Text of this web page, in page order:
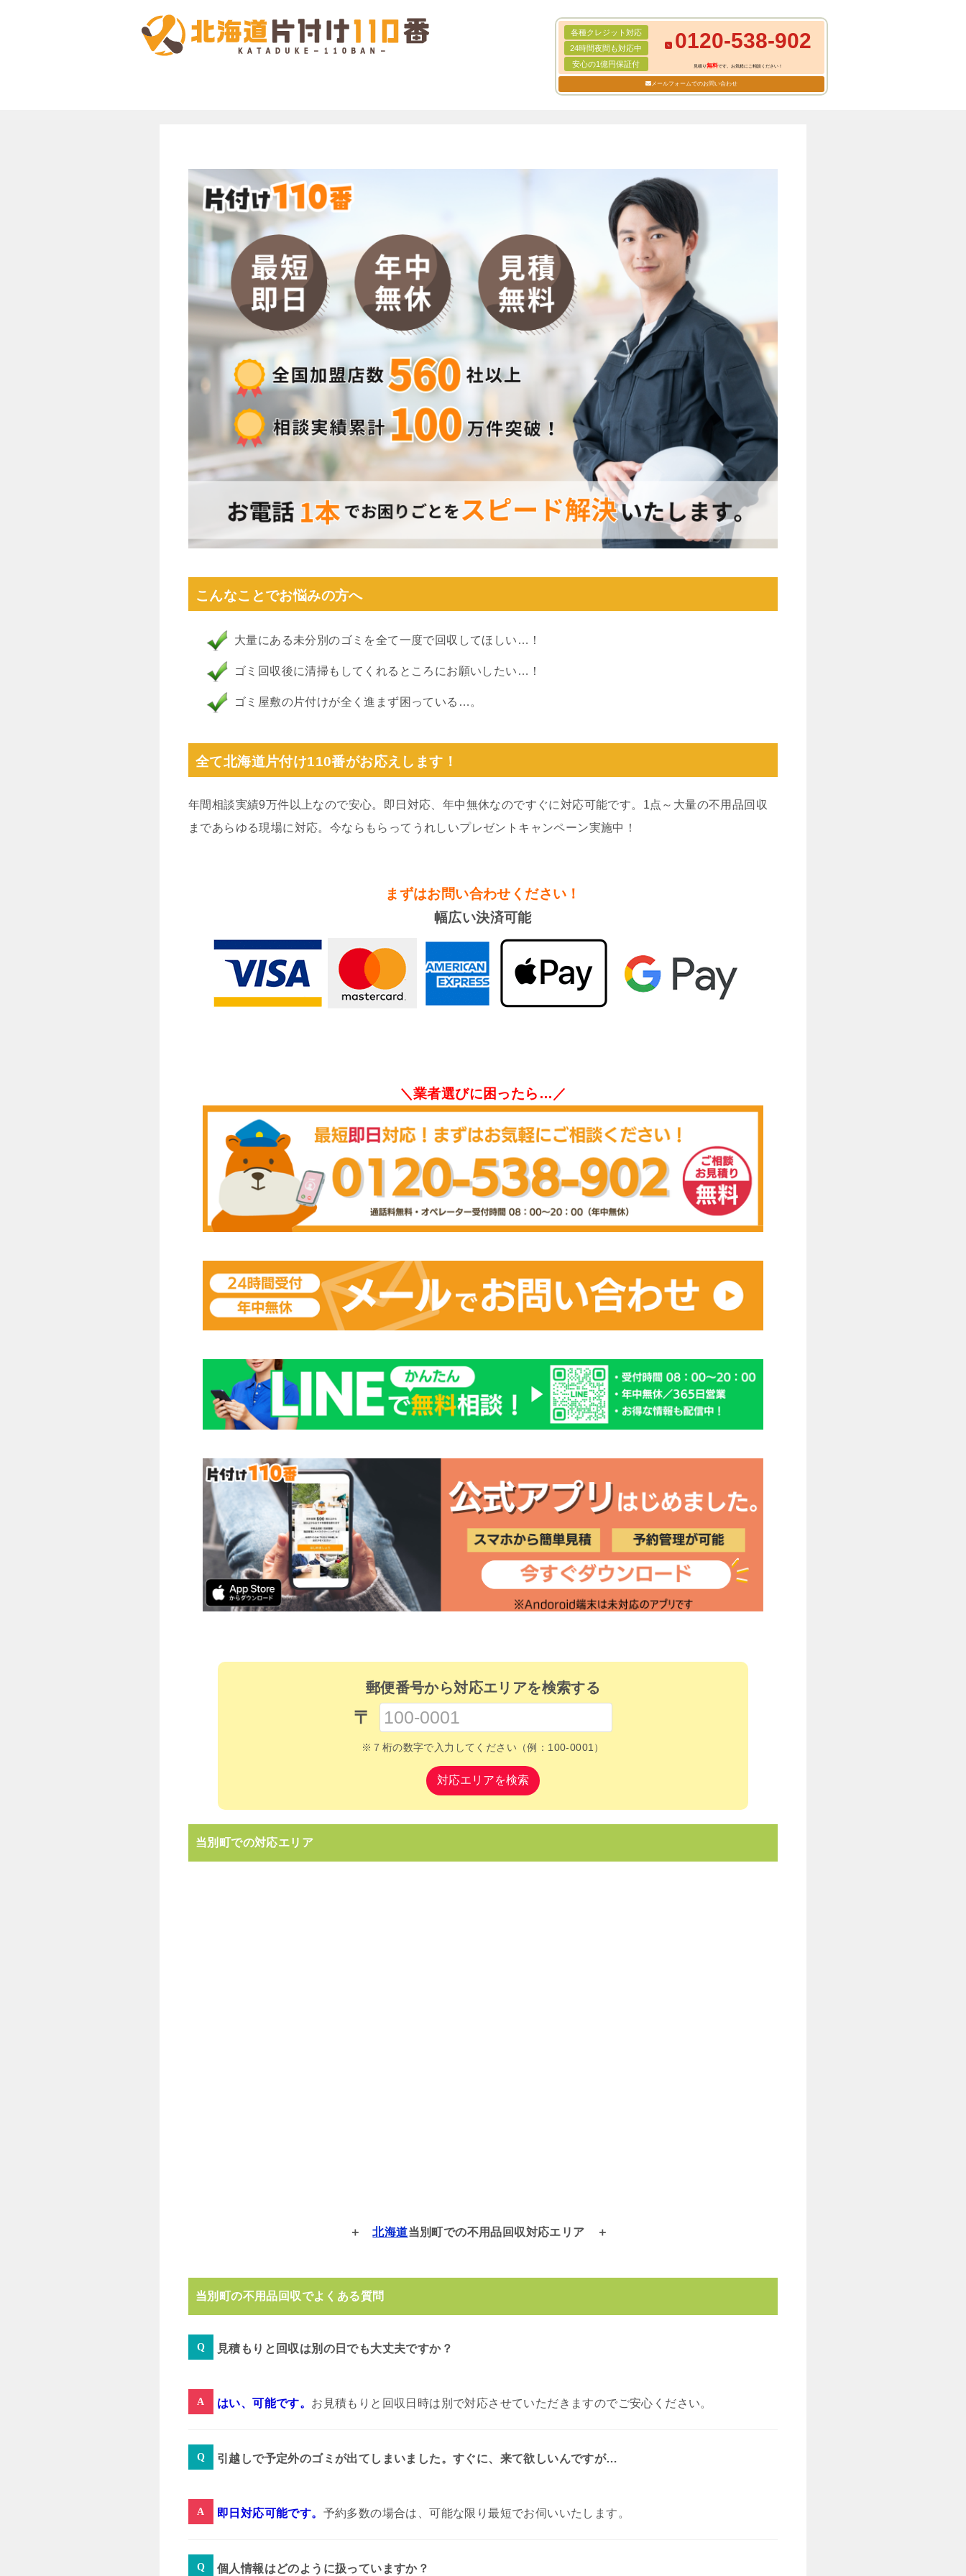
各種クレジット対応
24時間夜間も対応中
安心の1億円保証付
0120-538-902
見積り無料です。お気軽にご相談ください！
メールフォームでのお問い合わせ
こんなことでお悩みの方へ
大量にある未分別のゴミを全て一度で回収してほしい…！
ゴミ回収後に清掃もしてくれるところにお願いしたい…！
ゴミ屋敷の片付けが全く進まず困っている…。
全て北海道片付け110番がお応えします！
年間相談実績9万件以上なので安心。即日対応、年中無休なのですぐに対応可能です。1点～大量の不用品回収
まであらゆる現場に対応。今ならもらってうれしいプレゼントキャンペーン実施中！
まずはお問い合わせください！
幅広い決済可能
＼業者選びに困ったら…／
郵便番号から対応エリアを検索する
〒
※７桁の数字で入力してください（例：100-0001）
対応エリアを検索
当別町での対応エリア
北海道当別町での不用品回収対応エリア
当別町の不用品回収でよくある質問
見積もりと回収は別の日でも大丈夫ですか？
はい、可能です。 お見積もりと回収日時は別で対応させていただきますのでご安心ください。
引越しで予定外のゴミが出てしまいました。すぐに、来て欲しいんですが…
即日対応可能です。 予約多数の場合は、可能な限り最短でお伺いいたします。
個人情報はどのように扱っていますか？